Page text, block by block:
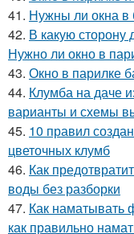
41. Нужны ли окна в
42. В какую сторону
Нужно ли окно в
43. Окно в парилке
44. Клумба на даче
варианты и схемы
45. 10 правил
цветочных клумб
46. Как
воды без разборки
47. Как наматывать
как правильно